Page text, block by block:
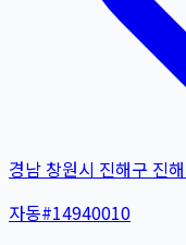
경남 창원시 진해구 진
자동#14940010